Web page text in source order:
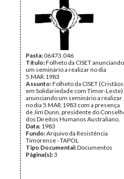
Pasta:06473.046
Título:Folheto da CISET anunciando
um seminário a realizar no dia
5.MAR.1983
Assunto:Folheto da CISET (Cristãos
em Solidariedade com Timor-Leste)
anunciando um seminário a realizar
no dia 5.MAR.1983 com a presença
de Jim Dunn, presidente do
dos Direitos Humanos Australiano.
Data: 1983
Fundo:Arquivo da Resistência
Timorense - TAPOL
Tipo Documental:Documentos
Página(s):3